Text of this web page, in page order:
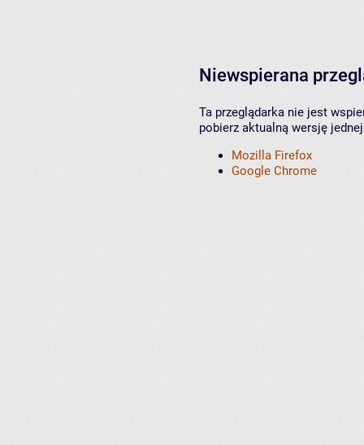
Niewspierana
Ta przeglądarka nie jest
pobierz aktualną wersję
Mozilla Firefox
Google Chrome